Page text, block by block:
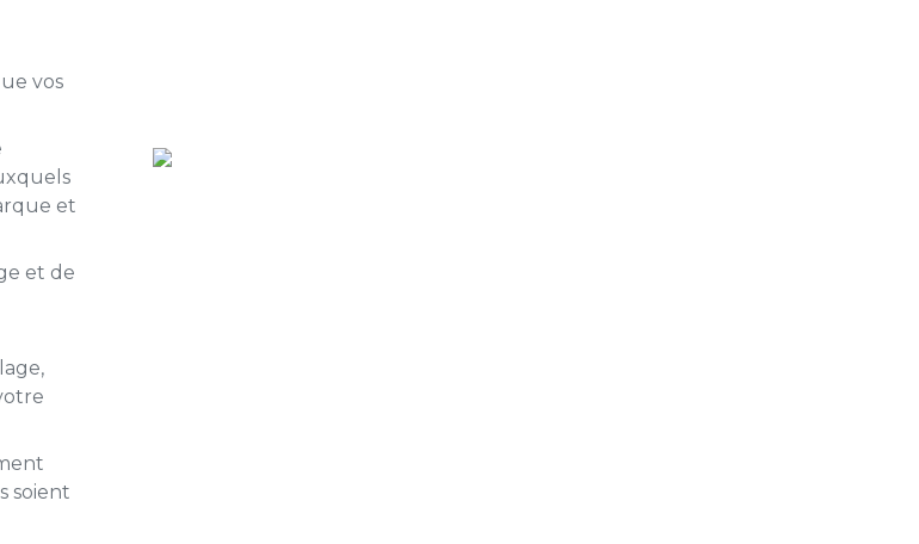
vos
et
et de
soient